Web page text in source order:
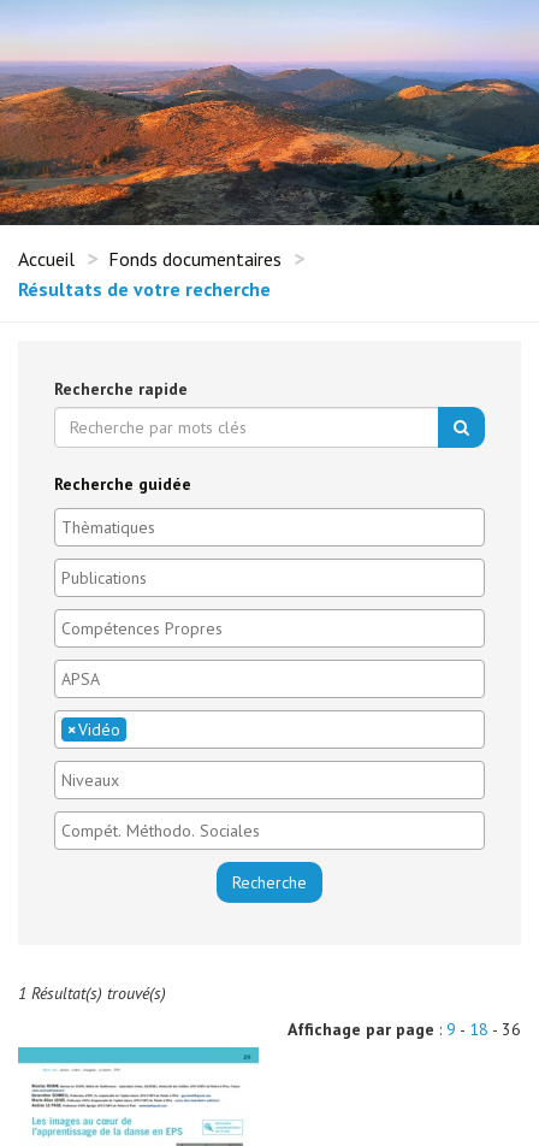
Accueil
Fonds documentaires
Résultats de votre recherche
Recherche rapide
Recherche guidée
×Vidéo
1 Résultat(s) trouvé(s)
Affichage par page : 9 - 18 - 36